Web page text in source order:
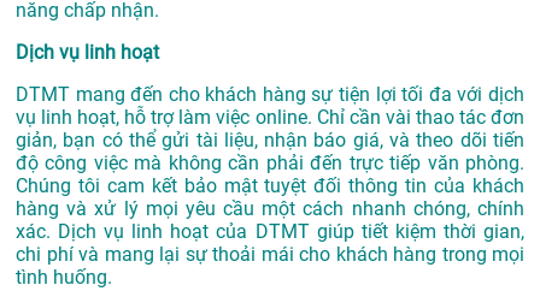
năng chấp nhận.
Dịch vụ linh hoạt
DTMT mang đến cho khách hàng sự tiện lợi tối đa với dịch
vụ linh hoạt, hỗ trợ làm việc online. Chỉ cần vài thao tác đơn
giản, bạn có thể gửi tài liệu, nhận báo giá, và theo dõi tiến
độ công việc mà không cần phải đến trực tiếp văn phòng.
Chúng tôi cam kết bảo mật tuyệt đối thông tin của khách
hàng và xử lý mọi yêu cầu một cách nhanh chóng, chính
xác. Dịch vụ linh hoạt của DTMT giúp tiết kiệm thời gian,
chi phí và mang lại sự thoải mái cho khách hàng trong mọi
tình huống.